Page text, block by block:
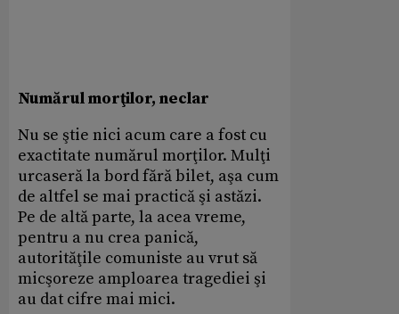
Numărul morţilor, neclar
Nu se ştie nici acum care a fost cu
exactitate numărul morţilor. Mulţi
urcaseră la bord fără bilet, aşa cum
de altfel se mai practică şi astăzi.
Pe de altă parte, la acea vreme,
pentru a nu crea panică,
autorităţile comuniste au vrut să
micşoreze amploarea tragediei şi
au dat cifre mai mici.